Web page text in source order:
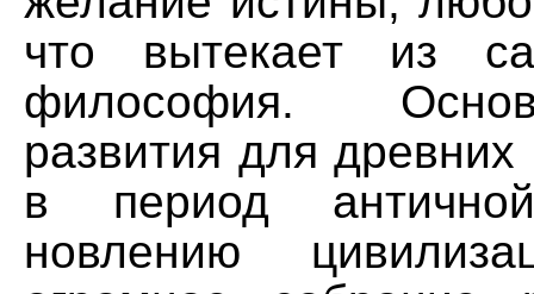
что вытекает из
философия.
развития для
в период
новлению